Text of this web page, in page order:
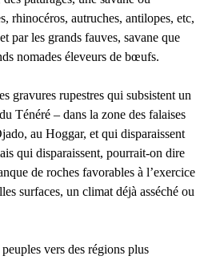
rhinocéros, autruches, antilopes, etc,
par les grands fauves, savane que
nomades éleveurs de bœufs.
gravures rupestres qui subsistent un
Ténéré – dans la zone des falaises
au Hoggar, et qui disparaissent
qui disparaissent, pourrait-on dire
de roches favorables à l’exercice
surfaces, un climat déjà asséché ou
vers des régions plus